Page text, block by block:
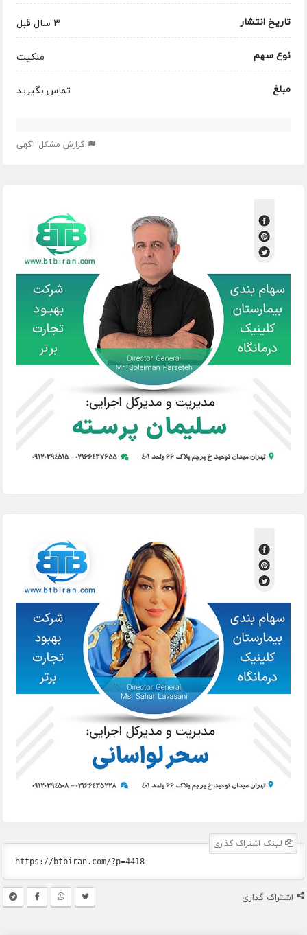
تاریخ انتشار
3 سال قبل
نوع سهم
ملکیت
مبلغ
تماس بگیرید
گزارش مشکل آگهی
لینک اشتراک گذاری
اشتراک گذاری